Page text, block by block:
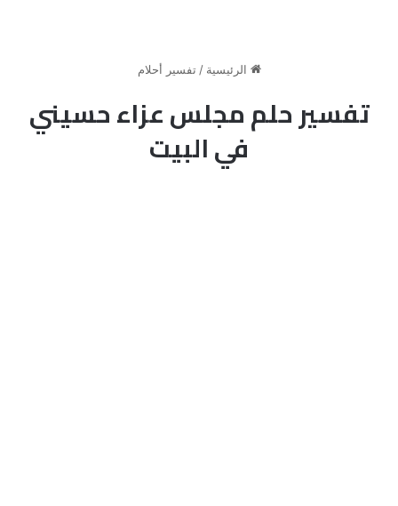
الرئيسية / تفسير أحلام
تفسير حلم مجلس عزاء حسيني
في البيت